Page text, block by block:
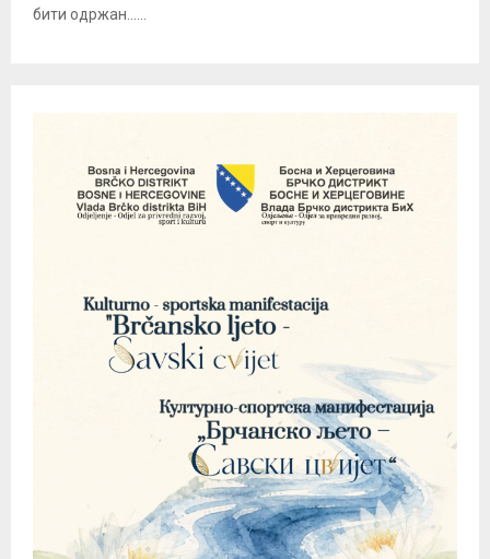
бити одржан......